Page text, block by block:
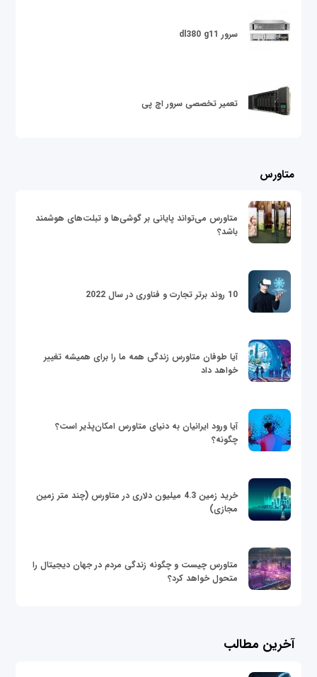
سرور dl380 g11
تعمیر تخصصی سرور اچ پی
متاورس
متاورس می‌تواند پایانی بر گوشی‌ها و تبلت‌های هوشمند
باشد؟
10 روند برتر تجارت و فناوری در سال 2022
آیا طوفان متاورس زندگی همه ما را برای همیشه تغییر
خواهد داد
آیا ورود ایرانیان به دنیای متاورس امکان‌پذیر است؟
چگونه؟
خرید زمین 4.3 میلیون دلاری در متاورس (چند متر زمین
مجازی)
متاورس چیست و چگونه زندگی مردم در جهان دیجیتال را
متحول خواهد کرد؟
آخرین مطالب